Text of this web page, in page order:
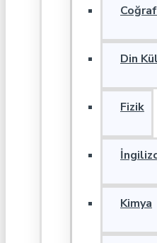
Din
Fizik
Kimya